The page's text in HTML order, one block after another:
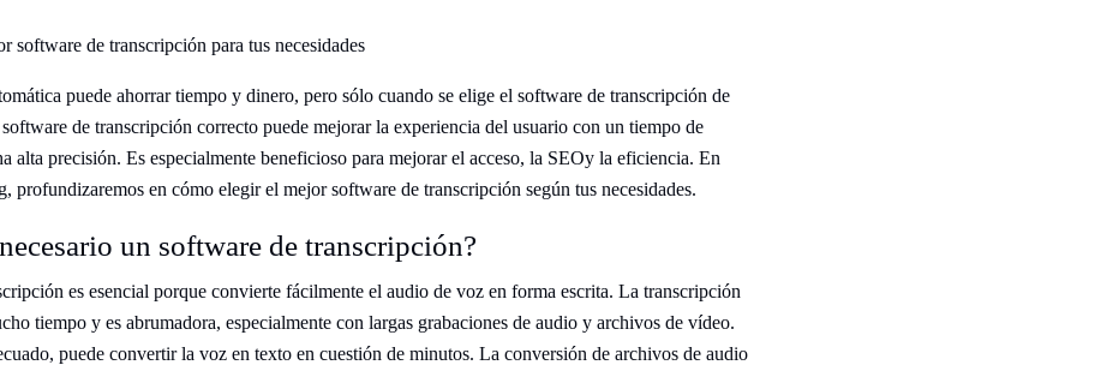
software de transcripción para tus necesidades
puede ahorrar tiempo y dinero, pero sólo cuando se elige el software de transcripción de
de transcripción correcto puede mejorar la experiencia del usuario con un tiempo de
alta precisión. Es especialmente beneficioso para mejorar el acceso, la SEOy la eficiencia. En
profundizaremos en cómo elegir el mejor software de transcripción según tus necesidades.
un software de transcripción?
es esencial porque convierte fácilmente el audio de voz en forma escrita. La transcripción
tiempo y es abrumadora, especialmente con largas grabaciones de audio y archivos de vídeo.
puede convertir la voz en texto en cuestión de minutos. La conversión de archivos de audio